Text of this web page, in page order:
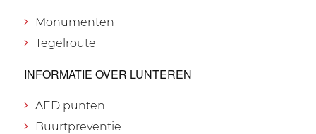
Monumenten
Tegelroute
INFORMATIE OVER LUNTEREN
AED punten
Buurtpreventie